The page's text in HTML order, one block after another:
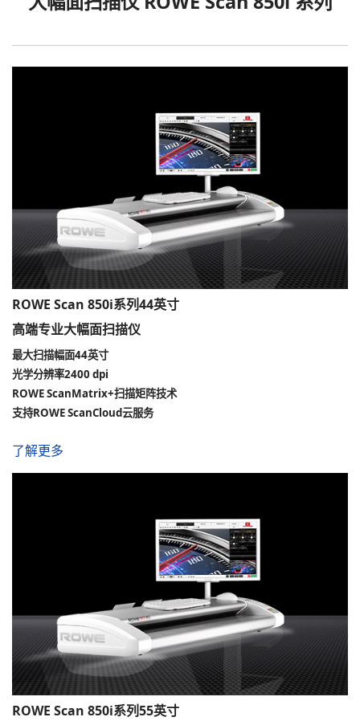
ROWE Scan 850i系列44英寸
高端专业大幅面扫描仪
最大扫描幅面44英寸
光学分辨率2400 dpi
ROWE ScanMatrix+扫描矩阵技术
支持ROWE ScanCloud云服务
了解更多
ROWE Scan 850i系列55英寸